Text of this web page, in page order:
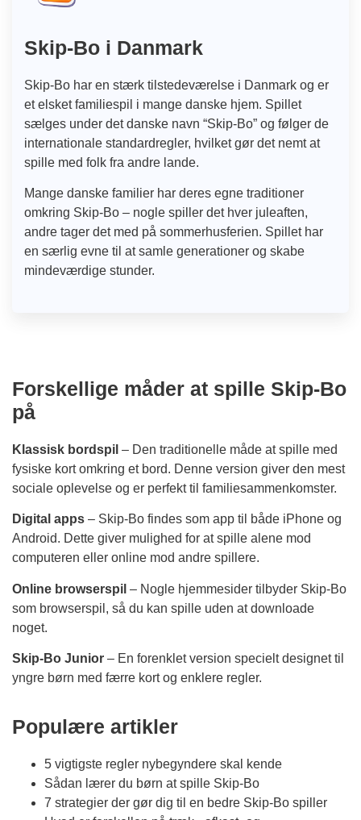
Skip-Bo i Danmark
Skip-Bo har en stærk tilstedeværelse i Danmark og er
et elsket familiespil i mange danske hjem. Spillet
sælges under det danske navn “Skip-Bo” og følger de
internationale standardregler, hvilket gør det nemt at
spille med folk fra andre lande.
Mange danske familier har deres egne traditioner
omkring Skip-Bo – nogle spiller det hver juleaften,
andre tager det med på sommerhusferien. Spillet har
en særlig evne til at samle generationer og skabe
mindeværdige stunder.
Forskellige måder at spille Skip-Bo
på
Klassisk bordspil – Den traditionelle måde at spille med
fysiske kort omkring et bord. Denne version giver den mest
sociale oplevelse og er perfekt til familiesammenkomster.
Digital apps – Skip-Bo findes som app til både iPhone og
Android. Dette giver mulighed for at spille alene mod
computeren eller online mod andre spillere.
Online browserspil – Nogle hjemmesider tilbyder Skip-Bo
som browserspil, så du kan spille uden at downloade
noget.
Skip-Bo Junior – En forenklet version specielt designet til
yngre børn med færre kort og enklere regler.
Populære artikler
5 vigtigste regler nybegyndere skal kende
Sådan lærer du børn at spille Skip-Bo
7 strategier der gør dig til en bedre Skip-Bo spiller